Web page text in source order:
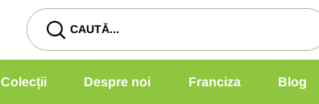
CAUTĂ...
Colecții Despre noi Franciza Blog